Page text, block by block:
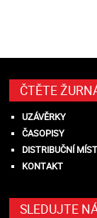
ČTĚTE
UZÁVĚRKY
ČASOPISY
DISTRIBUČNÍ
KONTAKT
SLEDUJTE